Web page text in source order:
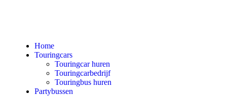
Home
Touringcars
Touringcar huren
Touringcarbedrijf
Touringbus huren
Partybussen